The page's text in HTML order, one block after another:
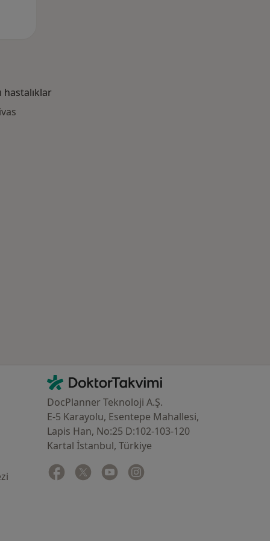
hastalıklar
İletişim
DoktorTakvimi - Ana Sayfa
DocPlanner Teknoloji A.Ş.
E-5 Karayolu, Esentepe Mahallesi,
Lapis Han, No:25 D:102-103-120
Kartal İstanbul, Türkiye
Facebook
yeni bir sekmede açılır
Twitter
yeni bir sekmede açılır
Youtube
yeni bir sekmede açılır